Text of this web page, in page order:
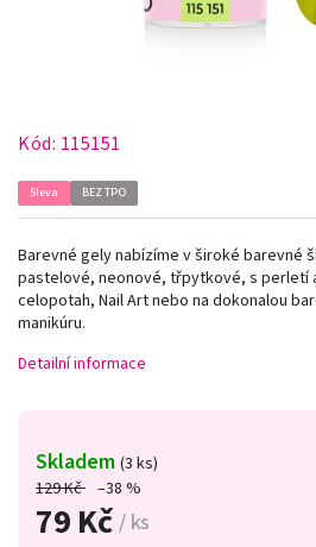
Kód: 115151
Sleva BEZ TPO
129 Kč –38 %
79 Kč/ ks
Skladem (3 ks)
Barevné gely nabízíme v široké barevné
pastelové, neonové, třpytkové, s perletí
celopotah, Nail Art nebo na dokonalou
manikúru.
Detailní informace